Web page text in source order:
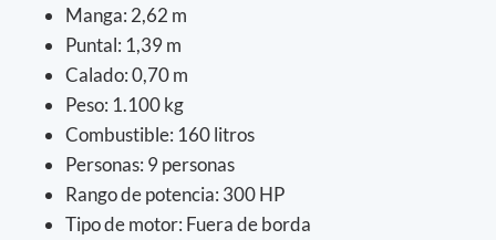
Manga: 2,62 m
Puntal: 1,39 m
Calado: 0,70 m
Peso: 1.100 kg
Combustible: 160 litros
Personas: 9 personas
Rango de potencia: 300 HP
Tipo de motor: Fuera de borda